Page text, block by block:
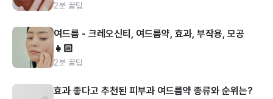
2분 꿀팁
여드름 - 크레오신티, 여드름약, 효과, 부작용, 모공
👧🏻
2분 꿀팁
효과 좋다고 추천된 피부과 여드름약 종류와 순위는?